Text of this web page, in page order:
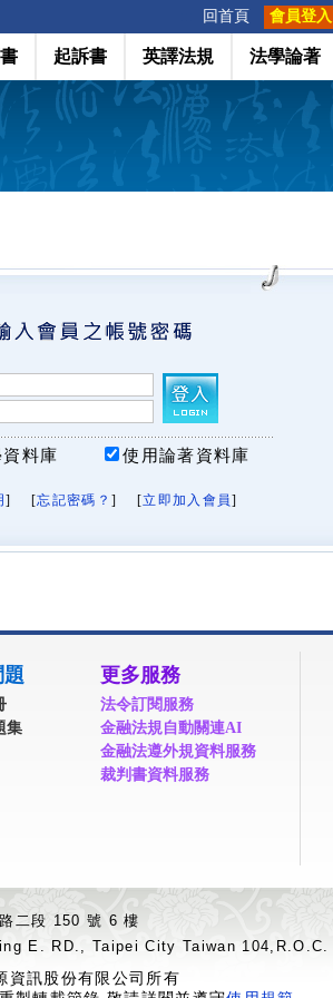
回首頁 會員登入
起訴書 英譯法規 法學論著
料庫 使用論著資料庫
] [忘記密碼？ ] [立即加入會員]
集
更多服務
法令訂閱服務
金融法規自動關連AI
金融法遵外規資料服務
裁判書資料服務
二段 150 號 6 樓
E. RD., Taipei City Taiwan 104,R.O.C.
資訊股份有限公司所有